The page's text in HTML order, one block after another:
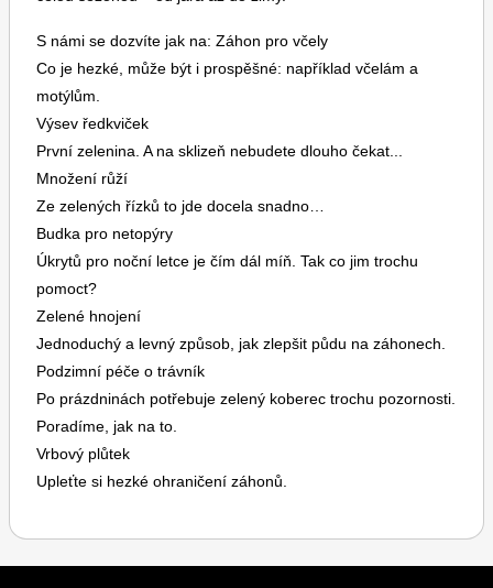
S námi se dozvíte jak na: Záhon pro včely
Co je hezké, může být i prospěšné: například včelám a
motýlům.
Výsev ředkviček
První zelenina. A na sklizeň nebudete dlouho čekat...
Množení růží
Ze zelených řízků to jde docela snadno…
Budka pro netopýry
Úkrytů pro noční letce je čím dál míň. Tak co jim trochu
pomoct?
Zelené hnojení
Jednoduchý a levný způsob, jak zlepšit půdu na záhonech.
Podzimní péče o trávník
Po prázdninách potřebuje zelený koberec trochu pozornosti.
Poradíme, jak na to.
Vrbový plůtek
Upleťte si hezké ohraničení záhonů.